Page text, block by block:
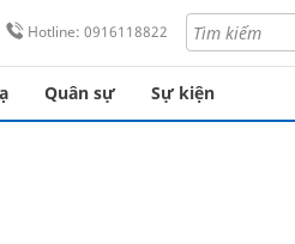
Hotline: 0916118822
Quân sự Sự kiện